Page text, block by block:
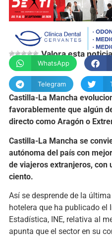
Valora esta noticia
WhatsApp
Telegram
Castilla-La Mancha
favorablemente que algún
directo como Aragón o
Castilla-La Mancha se
autónoma del país con
de viajeros extranjeros, con
ciento.
Así se desprende de la
hotelera que ha publicado el
Estadística, INE, relativa al
apunta que el sector en su